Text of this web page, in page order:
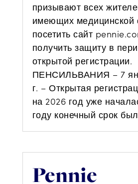
призывают всех
имеющих медицинской
посетить сайт
получить защиту в
открытой регистрации.
ПЕНСИЛЬВАНИЯ – 7
г. – Открытая
на 2026 год уже
году конечный срок
Pennie